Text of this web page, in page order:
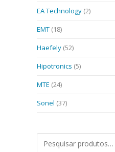
EA Technology (2)
EMT (18)
Haefely (52)
Hipotronics (5)
MTE (24)
Sonel (37)